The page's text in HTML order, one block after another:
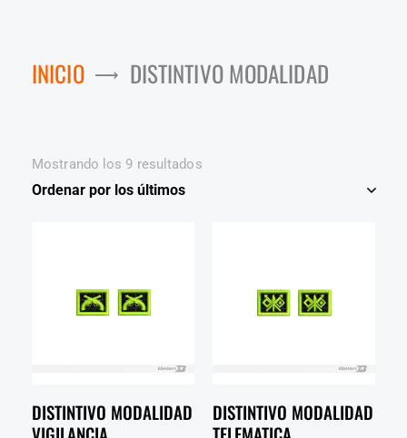
INICIO DISTINTIVO MODALIDAD
Mostrando los 9 resultados
DISTINTIVO MODALIDAD
DISTINTIVO MODALIDAD